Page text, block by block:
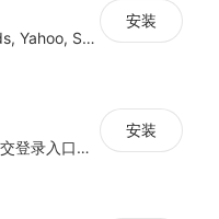
支持插入 Google Adwords, Yahoo, Snapchat 等平台的数据跟踪代码
安装
添加Facebook/Google社交登录入口，简化顾客注册流程
安装